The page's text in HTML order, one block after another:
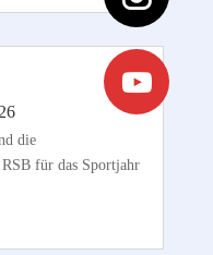
die
RSB für das Sportjahr